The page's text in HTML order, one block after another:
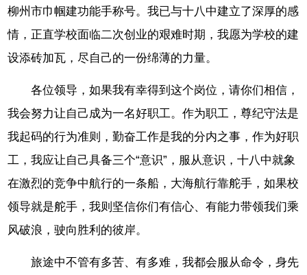
柳州市巾帼建功能手称号。我已与十八中建立了深厚的感
情，正直学校面临二次创业的艰难时期，我愿为学校的建
设添砖加瓦，尽自己的一份绵薄的力量。
各位领导，如果我有幸得到这个岗位，请你们相信，
我会努力让自己成为一名好职工。作为职工，尊纪守法是
我起码的行为准则，勤奋工作是我的分内之事，作为好职
工，我应让自己具备三个“意识”，服从意识，十八中就象
在激烈的竞争中航行的一条船，大海航行靠舵手，如果校
领导就是舵手，我则坚信你们有信心、有能力带领我们乘
风破浪，驶向胜利的彼岸。
旅途中不管有多苦、有多难，我都会服从命令，身先